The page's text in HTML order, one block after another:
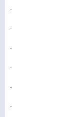
.
.
.
.
.
.